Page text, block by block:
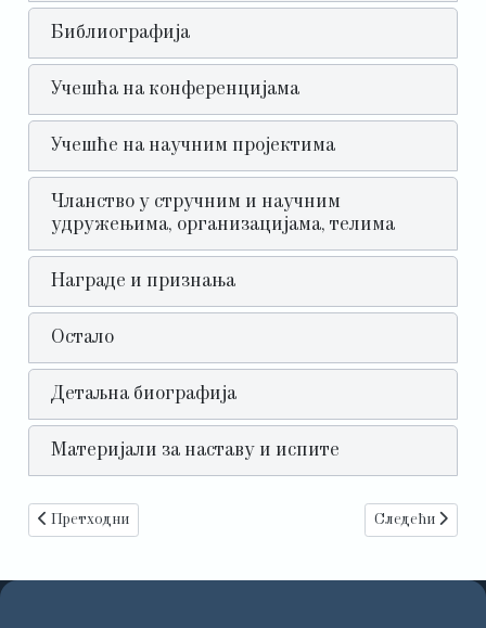
Библиографија
Учешћа на конференцијама
Учешће на научним пројектима
Чланство у стручним и научним
удружењима, организацијама, телима
Награде и признања
Остало
Детаљна биографија
Материјали за наставу и испите
Претходни чланак: Магдалена Минић Карановић
Претходни Следећи
Следећи